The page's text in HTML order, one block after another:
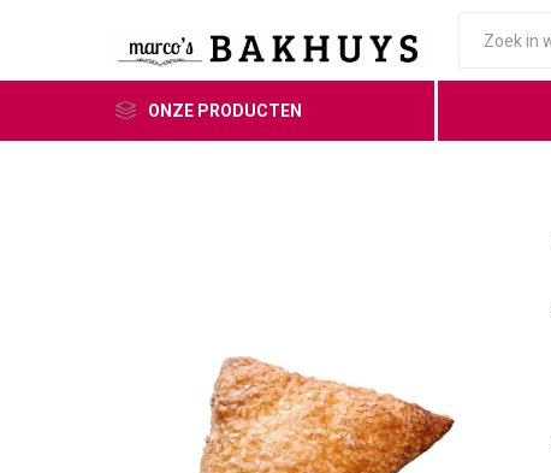
ONZE PRODUCTEN